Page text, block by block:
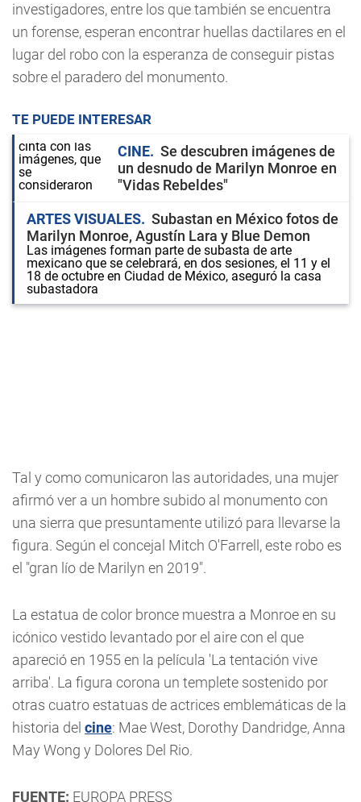
investigadores, entre los que también se encuentra
un forense, esperan encontrar huellas dactilares en el
lugar del robo con la esperanza de conseguir pistas
sobre el paradero del monumento.
TE PUEDE INTERESAR
CINE
Se descubren imágenes de
un desnudo de Marilyn Monroe en
"Vidas Rebeldes"
ARTES VISUALES
Subastan en México fotos de
Marilyn Monroe, Agustín Lara y Blue Demon
Las imágenes forman parte de subasta de arte
mexicano que se celebrará, en dos sesiones, el 11 y el
18 de octubre en Ciudad de México, aseguró la casa
subastadora
Tal y como comunicaron las autoridades, una mujer
afirmó ver a un hombre subido al monumento con
una sierra que presuntamente utilizó para llevarse la
figura. Según el concejal Mitch O'Farrell, este robo es
el "gran lío de Marilyn en 2019".
La estatua de color bronce muestra a Monroe en su
icónico vestido levantado por el aire con el que
apareció en 1955 en la película 'La tentación vive
arriba'. La figura corona un templete sostenido por
otras cuatro estatuas de actrices emblemáticas de la
historia del cine: Mae West, Dorothy Dandridge, Anna
May Wong y Dolores Del Rio.
FUENTE: EUROPA PRESS